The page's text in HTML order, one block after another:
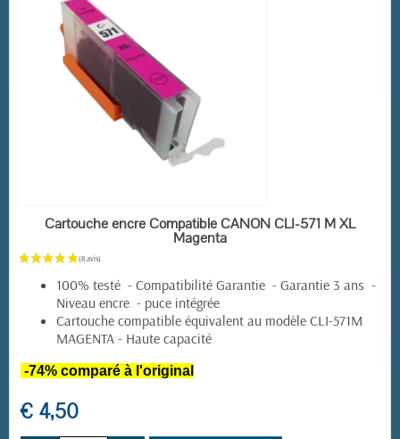
(5 avis)
EN STOCK
Cartouche encre Compatible CANON CLI-571 M XL
Magenta
100% testé - Compatibilité Garantie - Garantie 3 ans -
Niveau encre - puce intégrée
Cartouche compatible équivalent au modèle CLI-571M
MAGENTA - Haute capacité
-74% comparé à l'original
€ 4,50